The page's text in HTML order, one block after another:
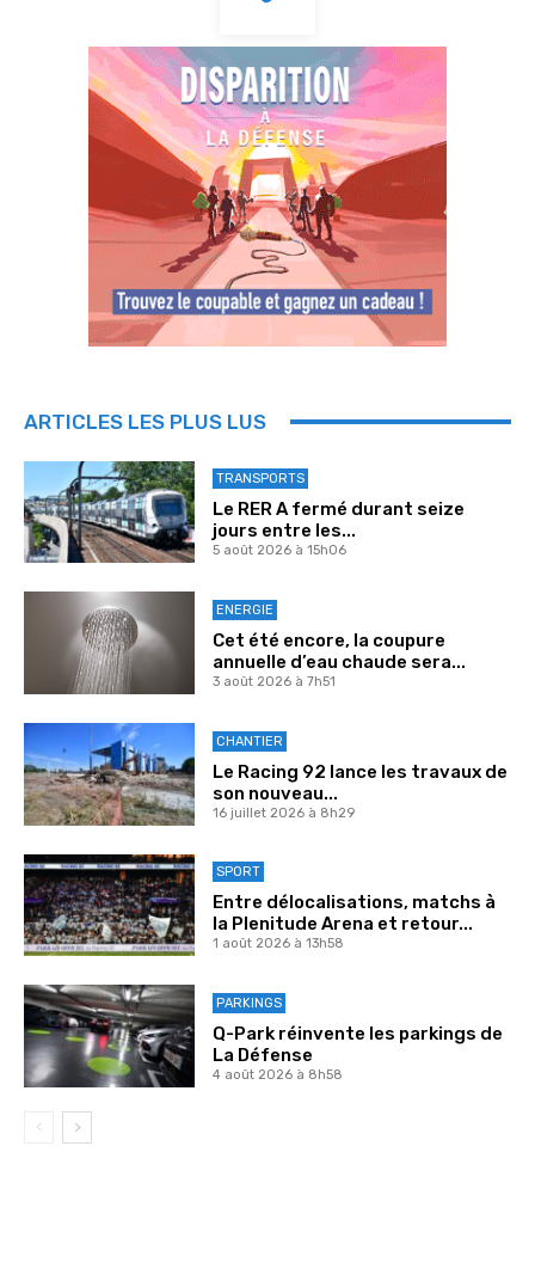
ARTICLES LES PLUS LUS
TRANSPORTS
Le RER A fermé durant seize
jours entre les...
5 août 2026 à 15h06
ENERGIE
Cet été encore, la coupure
annuelle d’eau chaude sera...
3 août 2026 à 7h51
CHANTIER
Le Racing 92 lance les travaux de
son nouveau...
16 juillet 2026 à 8h29
SPORT
Entre délocalisations, matchs à
la Plenitude Arena et retour...
1 août 2026 à 13h58
PARKINGS
Q-Park réinvente les parkings de
La Défense
4 août 2026 à 8h58